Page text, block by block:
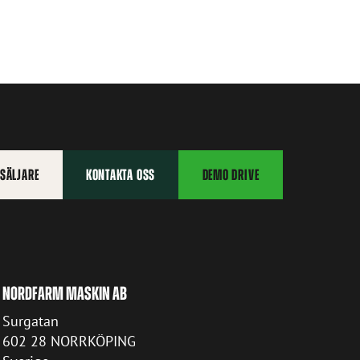
KONTAKTA OSS DEMO DRIVE
NORDFARM MASKIN AB
Surgatan
602 28 NORRKÖPING